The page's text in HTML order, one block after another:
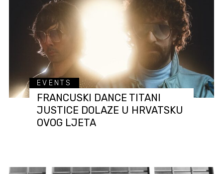
EVENTS
FRANCUSKI DANCE TITANI
JUSTICE DOLAZE U HRVATSKU
OVOG LJETA